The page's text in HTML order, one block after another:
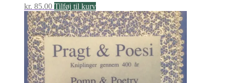
kr. 85.00 Tilføj til kurv